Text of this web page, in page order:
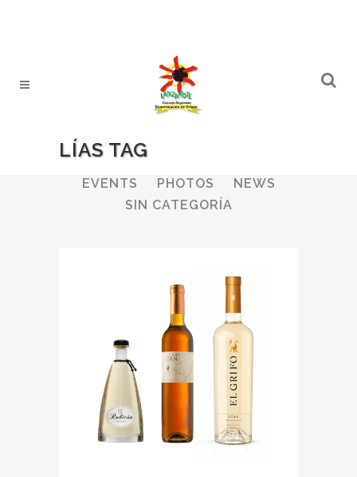
LÍAS TAG
ALL WINERIES
EVENTS
PHOTOS
NEWS
SIN CATEGORÍA